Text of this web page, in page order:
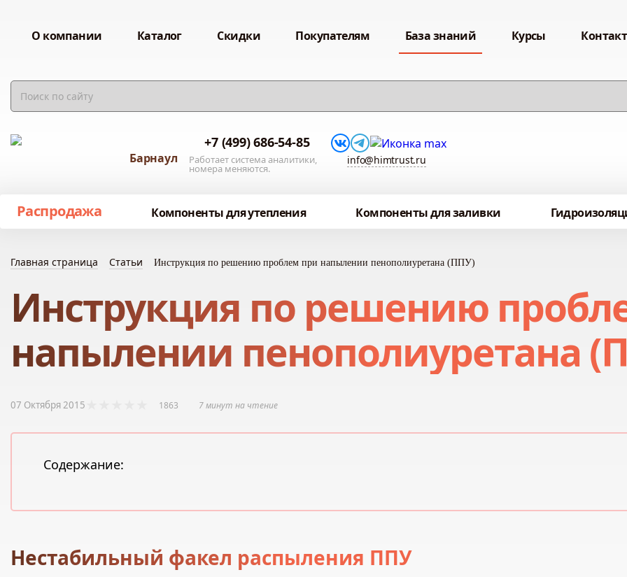
О компании Каталог Скидки Покупателям База знаний Курсы
Барнаул
+7 (499) 686-54-85
Работает система аналитики,
номера меняются.
info@himtrust.ru
Распродажа Компоненты для утепления Компоненты для заливки
Главная страница Статьи Инструкция по решению проблем при напылении пенополиуретана (ППУ)
Инструкция по решению
напылении пенополиуретана
07 Октября 2015 1863 7 минут на чтение
Содержание:
Нестабильный факел распыления ППУ